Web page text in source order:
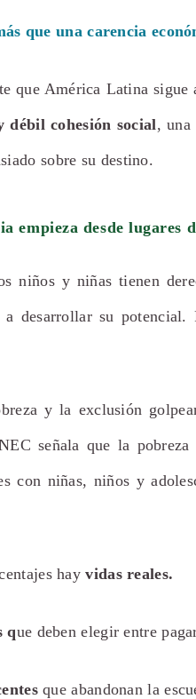
que una carencia
que América Latina sigue
débil cohesión social, una
sobre su destino.
empieza desde lugares
niños y niñas tienen
desarrollar su potencial.
y la exclusión
señala que la
con niñas, niños y
hayvidas reales.
que deben elegir entre
que abandonan la